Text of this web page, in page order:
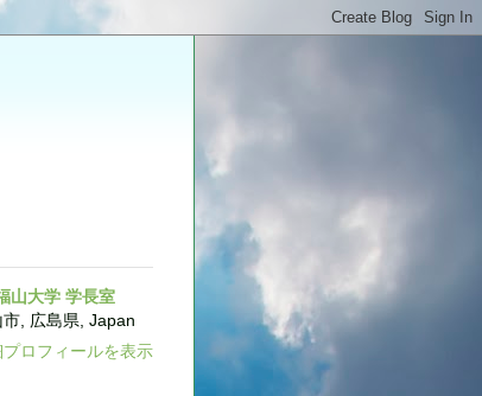
山大学 学長室
市, 広島県, Japan
プロフィールを表示